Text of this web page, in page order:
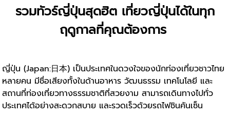
รวมทัวร์ญี่ปุ่นสุดฮิต เที่ยวญี่ปุ่นได้ในทุก
ฤดูกาลที่คุณต้องการ
ญี่ปุ่น (Japan:日本) เป็นประเทศในดวงใจของนักท่องเที่ยวชาวไทย
หลายคน มีชื่อเสียงทั้งในด้านอาหาร วัฒนธรรม เทคโนโลยี และ
สถานที่ท่องเที่ยวทางธรรมชาติที่สวยงาม สามารถเดินทางไปทั่ว
ประเทศได้อย่างสะดวกสบาย และรวดเร็วด้วยรถไฟชินคันเซ็น